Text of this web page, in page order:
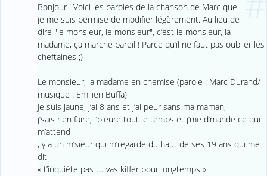
Bonjour ! Voici les paroles de la chanson de Marc que
je me suis permise de modifier légèrement. Au lieu de
dire "le monsieur, le monsieur", c’est le monsieur, la
madame, ça marche pareil ! Parce qu’il ne faut pas oublier les
cheftaines ;)
Le monsieur, la madame en chemise (parole : Marc Durand/
musique : Emilien Buffa)
Je suis jaune, j’ai 8 ans et j’ai peur sans ma maman,
j’sais rien faire, j’pleure tout le temps et j’me d’mande ce qui
m’attend
, y a un m’sieur qui m’regarde du haut de ses 19 ans qui me
dit
« t’inquiète pas tu vas kiffer pour longtemps »